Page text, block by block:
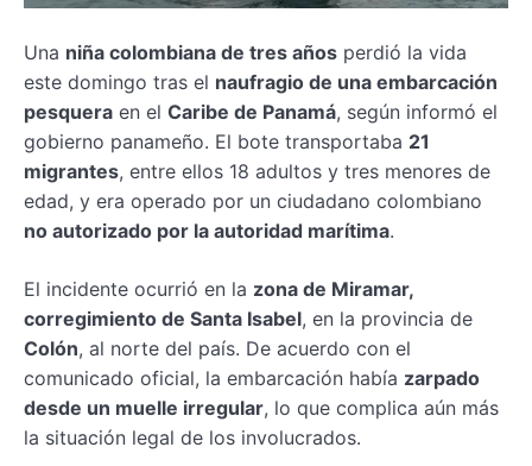
Una niña colombiana de tres años perdió la vida
este domingo tras el naufragio de una embarcación
pesquera en el Caribe de Panamá, según informó el
gobierno panameño. El bote transportaba 21
migrantes, entre ellos 18 adultos y tres menores de
edad, y era operado por un ciudadano colombiano
no autorizado por la autoridad marítima.
El incidente ocurrió en la zona de Miramar,
corregimiento de Santa Isabel, en la provincia de
Colón, al norte del país. De acuerdo con el
comunicado oficial, la embarcación había zarpado
desde un muelle irregular, lo que complica aún más
la situación legal de los involucrados.